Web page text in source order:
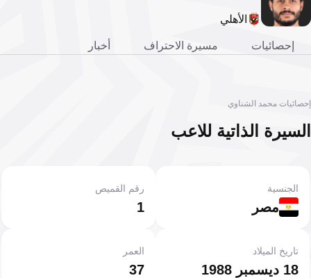
الأهلي
إحصائيات مسيرة الاحتراف أخبار
إحصائيات محمد الشناوي
السيرة الذاتية للاعب
مصر
الجنسية
1
رقم القميص
18 ديسمبر 1988
تاريخ الميلاد
37
العمر